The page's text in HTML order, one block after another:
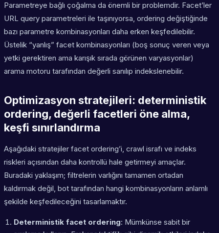
Parametreye bağlı çoğalma da önemli bir problemdir. Facet’ler
URL query parametreleri ile taşınıyorsa, ordering değiştiğinde
bazı parametre kombinasyonları daha erken keşfedilebilir.
Üstelik “yanlış” facet kombinasyonları (boş sonuç veren veya
yetki gerektiren ama karışık sırada görünen varyasyonlar)
arama motoru tarafından değerli sanılıp indekslenebilir.
Optimizasyon stratejileri: deterministik
ordering, değerli facetleri öne alma,
keşfi sınırlandırma
Aşağıdaki stratejiler facet ordering’i, crawl israfı ve indeks
riskleri açısından daha kontrollü hale getirmeyi amaçlar.
Buradaki yaklaşım; filtrelerin varlığını tamamen ortadan
kaldırmak değil, bot tarafından hangi kombinasyonların anlamlı
şekilde keşfedileceğini tasarlamaktır.
Deterministik facet ordering: Mümkünse sabit bir